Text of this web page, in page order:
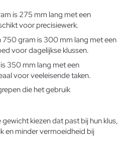
is 275 mm lang met een
voor precisiewerk.
750 gram is 300 mm lang met een
voor dagelijkse klussen.
350 mm lang met een
voor veeleisende taken.
die het gebruik
kiezen dat past bij hun klus,
en minder vermoeidheid bij